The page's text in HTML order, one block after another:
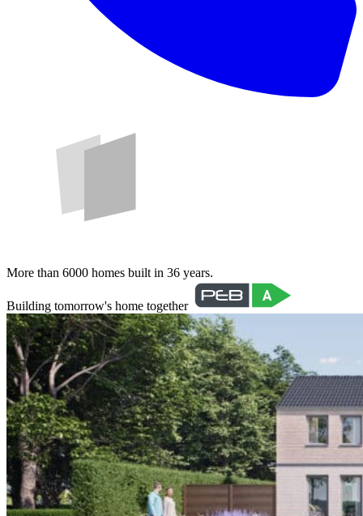
More than 6000 homes built in 36 years.
Building tomorrow's home together